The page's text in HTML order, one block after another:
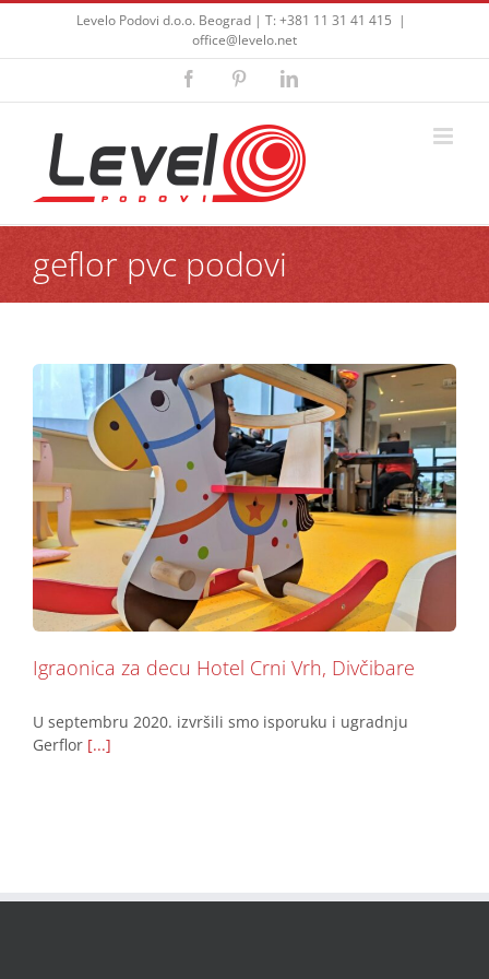
Skip
content
Levelo Podovi d.o.o. Beograd | T: +381 11 31 41 415 |
office@levelo.net
FacebookPinterestLinkedIn
geflor pvc podovi
Igraonica za decu Hotel Crni Vrh, Divčibare
Podovi
Igraonica za decu Hotel Crni Vrh, Divčibare
U septembru 2020. izvršili smo isporuku i ugradnju
Gerflor [...]